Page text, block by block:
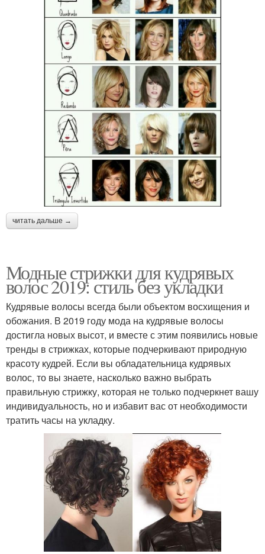
читать дальше →
Модные стрижки для кудрявых
волос 2019: стиль без укладки
Кудрявые волосы всегда были объектом восхищения и
обожания. В 2019 году мода на кудрявые волосы
достигла новых высот, и вместе с этим появились новые
тренды в стрижках, которые подчеркивают природную
красоту кудрей. Если вы обладательница кудрявых
волос, то вы знаете, насколько важно выбрать
правильную стрижку, которая не только подчеркнет вашу
индивидуальность, но и избавит вас от необходимости
тратить часы на укладку.